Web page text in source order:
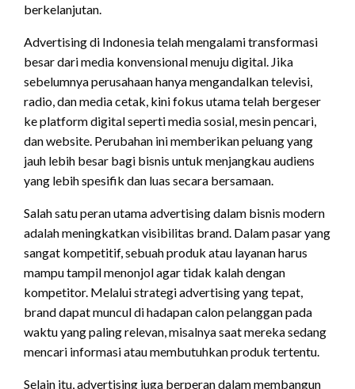
berkelanjutan.
Advertising di Indonesia telah mengalami transformasi
besar dari media konvensional menuju digital. Jika
sebelumnya perusahaan hanya mengandalkan televisi,
radio, dan media cetak, kini fokus utama telah bergeser
ke platform digital seperti media sosial, mesin pencari,
dan website. Perubahan ini memberikan peluang yang
jauh lebih besar bagi bisnis untuk menjangkau audiens
yang lebih spesifik dan luas secara bersamaan.
Salah satu peran utama advertising dalam bisnis modern
adalah meningkatkan visibilitas brand. Dalam pasar yang
sangat kompetitif, sebuah produk atau layanan harus
mampu tampil menonjol agar tidak kalah dengan
kompetitor. Melalui strategi advertising yang tepat,
brand dapat muncul di hadapan calon pelanggan pada
waktu yang paling relevan, misalnya saat mereka sedang
mencari informasi atau membutuhkan produk tertentu.
Selain itu, advertising juga berperan dalam membangun